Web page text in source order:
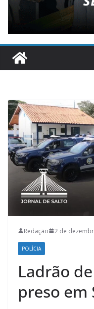
Redação 2 de
POLÍCIA
Ladrão
preso em